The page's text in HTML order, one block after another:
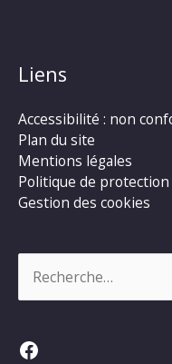
Liens
Accessibilité : non
Plan du site
Mentions légales
Politique de
Gestion des cookies
Facebook